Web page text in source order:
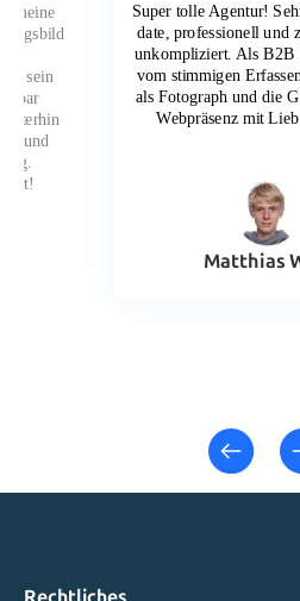
meine
sein
und
Super tolle Agentur!
date, professionell und
unkompliziert. Als B2B
vom stimmigen
als Fotograph und die
Webpräsenz mit
Matthias